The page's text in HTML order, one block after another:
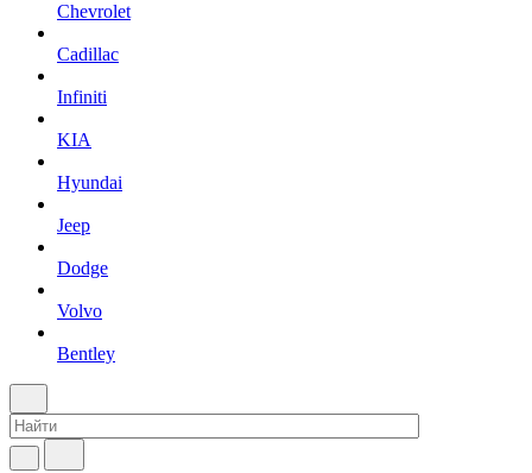
Chevrolet
Cadillac
Infiniti
KIA
Hyundai
Jeep
Dodge
Volvo
Bentley